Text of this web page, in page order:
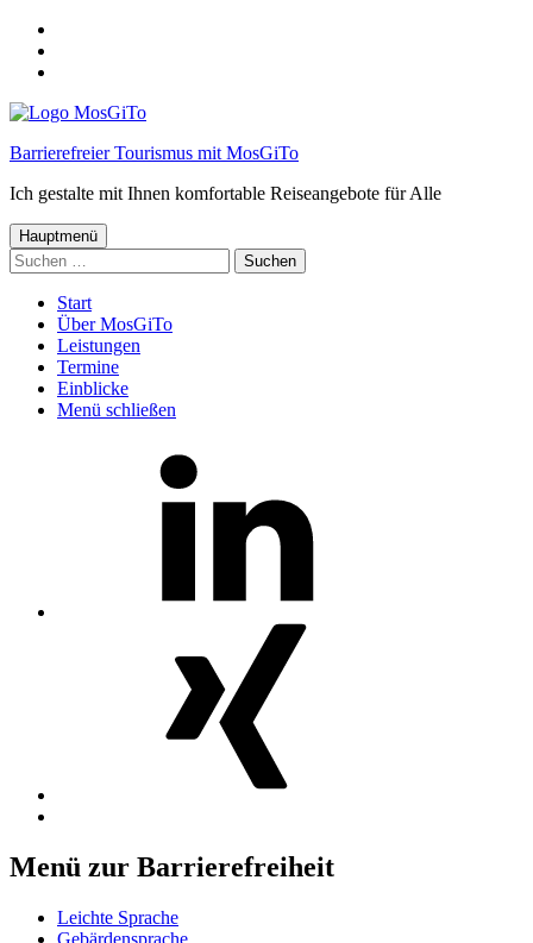
Footer
Barrierefreier Tourismus mit MosGiTo
Ich gestalte mit Ihnen komfortable Reiseangebote für Alle
Hauptmenü
Suchen
nach:
Start
Über MosGiTo
Leistungen
Termine
Einblicke
Menü schließen
Menü zur Barrierefreiheit
Leichte Sprache
Gebärdensprache